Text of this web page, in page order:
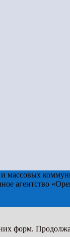
массовых
агентство
форм.